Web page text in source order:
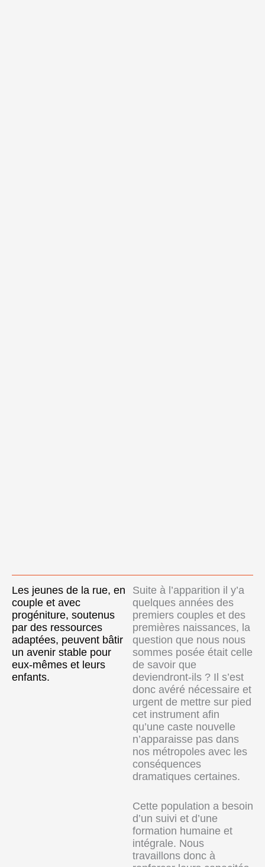
Les jeunes de la rue, en
couple et avec
progéniture, soutenus
par des ressources
adaptées, peuvent bâtir
un avenir stable pour
eux-mêmes et leurs
enfants.
Suite à l’apparition il y’a
quelques années des
premiers couples et des
premières naissances, la
question que nous nous
sommes posée était celle
de savoir que
deviendront-ils ? Il s’est
donc avéré nécessaire et
urgent de mettre sur pied
cet instrument afin
qu’une caste nouvelle
n’apparaisse pas dans
nos métropoles avec les
conséquences
dramatiques certaines.
Cette population a besoin
d’un suivi et d’une
formation humaine et
intégrale. Nous
travaillons donc à